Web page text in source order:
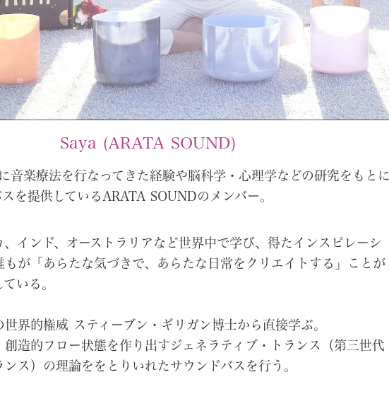
Saya (ARATA SOUND)
音楽療法を行なってきた経験や脳科学・心理学などの研究をもとに
を提供しているARATA SOUNDのメンバー。
インド、オーストラリアなど世界中で学び、得たインスピレーシ
もが「あらたな気づきで、あらたな日常をクリエイトする」ことが
いる。
界的権威 スティーブン・ギリガン博士から直接学ぶ。
造的フロー状態を作り出すジェネラティブ・トランス（第三世代
ス）の理論ををとりいれたサウンドバスを行う。